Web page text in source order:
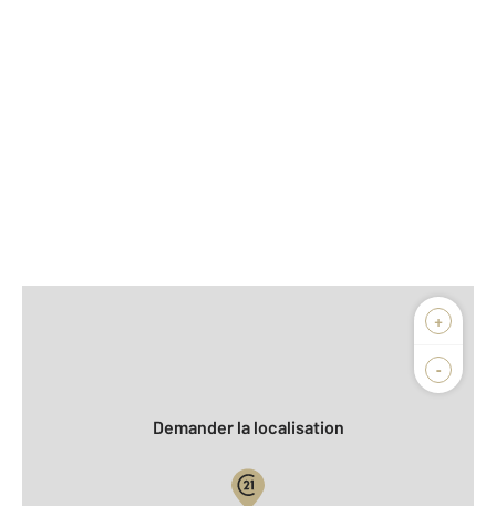
+
-
Biens vendus
Demander la localisation